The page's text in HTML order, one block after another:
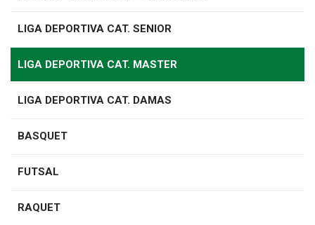
LIGA DEPORTIVA CAT. SENIOR
LIGA DEPORTIVA CAT. MASTER
LIGA DEPORTIVA CAT. DAMAS
BASQUET
FUTSAL
RAQUET